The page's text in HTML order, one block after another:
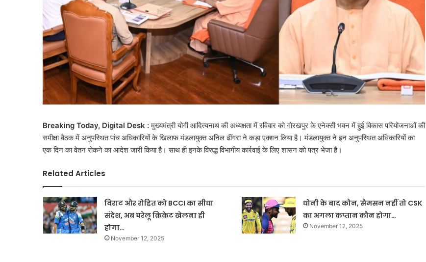
Breaking Today, Digital Desk :मुख्यमंत्री योगी आदित्यनाथ की अध्यक्षता में रविवार को गोरखपुर के एनेक्सी भवन में हुई विकास परियोजनाओं की
समीक्षा बैठक में अनुपस्थित पांच अधिकारियों के खिलाफ मंडलायुक्त अनिल ढींगरा ने कड़ा एक्शन लिया है। मंडलायुक्त ने इन अनुपस्थित अधिकारियों का
एक दिन का वेतन रोकने का आदेश जारी किया है। साथ ही इनके विरुद्ध विभागीय कार्रवाई के लिए शासन को पत्र भेजा है।
Related Articles
विराट और रोहित को BCCI का सीधा
संदेश, अब घरेलू क्रिकेट खेलना ही
होगा…
November 12, 2025
धोनी के बाद कौन, सैमसन नहीं तो CSK
का अगला कप्तान कौन होगा…
November 12, 2025